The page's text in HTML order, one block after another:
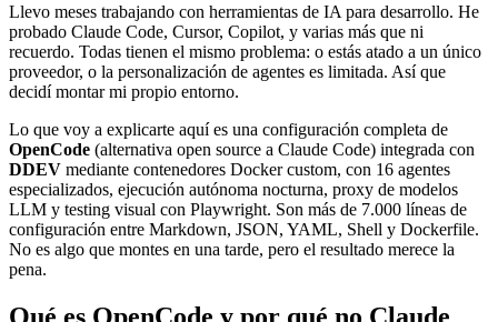
Llevo meses trabajando con herramientas de IA para desarrollo. He
probado Claude Code, Cursor, Copilot, y varias más que ni
recuerdo. Todas tienen el mismo problema: o estás atado a un único
proveedor, o la personalización de agentes es limitada. Así que
decidí montar mi propio entorno.
Lo que voy a explicarte aquí es una configuración completa de
OpenCode (alternativa open source a Claude Code) integrada con
DDEV mediante contenedores Docker custom, con 16 agentes
especializados, ejecución autónoma nocturna, proxy de modelos
LLM y testing visual con Playwright. Son más de 7.000 líneas de
configuración entre Markdown, JSON, YAML, Shell y Dockerfile.
No es algo que montes en una tarde, pero el resultado merece la
pena.
Qué es OpenCode y por qué no Claude